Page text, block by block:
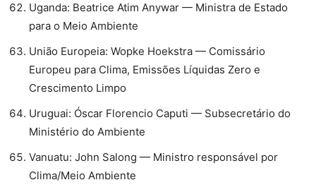
⁠Uganda: Beatrice Atim Anywar — Ministra de Estado
para o Meio Ambiente
⁠União Europeia: Wopke Hoekstra — Comissário
Europeu para Clima, Emissões Líquidas Zero e
Crescimento Limpo
⁠Uruguai: Óscar Florencio Caputi — Subsecretário do
Ministério do Ambiente
⁠Vanuatu: John Salong — Ministro responsável por
Clima/Meio Ambiente